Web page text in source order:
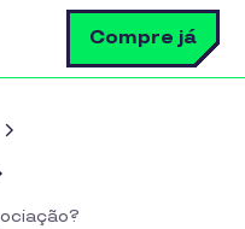
Compre já